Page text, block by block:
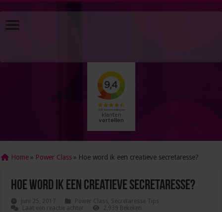
Home » Power Class » Hoe word ik een creatieve secretaresse?
Hoe word ik een creatieve secretaresse?
juni 25, 2017 Power Class, Secretaresse Tips
Laat een reactie achter
2,939 Bekeken